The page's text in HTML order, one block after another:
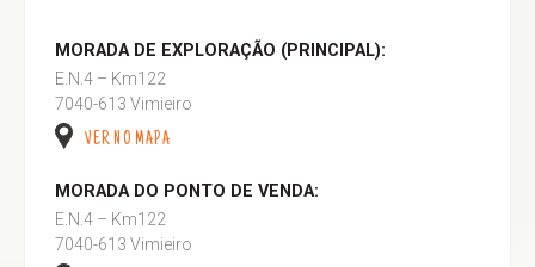
MORADA DE EXPLORAÇÃO (PRINCIPAL):
E.N.4 – Km122
7040-613 Vimieiro
VER NO MAPA
MORADA DO PONTO DE VENDA:
E.N.4 – Km122
7040-613 Vimieiro